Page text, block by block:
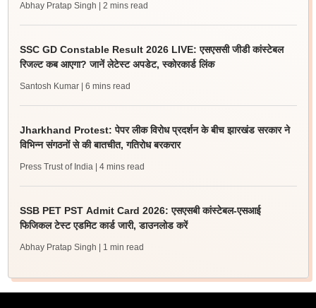
Abhay Pratap Singh | 2 mins read
SSC GD Constable Result 2026 LIVE: एसएससी जीडी कांस्टेबल
रिजल्ट कब आएगा? जानें लेटेस्ट अपडेट, स्कोरकार्ड लिंक
Santosh Kumar | 6 mins read
Jharkhand Protest: पेपर लीक विरोध प्रदर्शन के बीच झारखंड सरकार ने
विभिन्न संगठनों से की बातचीत, गतिरोध बरकरार
Press Trust of India | 4 mins read
SSB PET PST Admit Card 2026: एसएसबी कांस्टेबल-एसआई
फिजिकल टेस्ट एडमिट कार्ड जारी, डाउनलोड करें
Abhay Pratap Singh | 1 min read